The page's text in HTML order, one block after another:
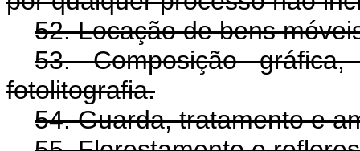
52. Locação de bens
53. Composição
fotolitografia.
54. Guarda, tratamento e